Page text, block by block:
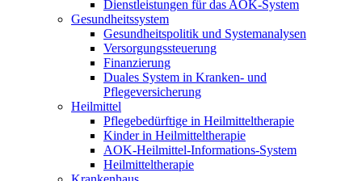
Dienstleistungen für das AOK-System
Gesundheitssystem
Gesundheitspolitik und Systemanalysen
Versorgungssteuerung
Finanzierung
Duales System in Kranken- und
Pflegeversicherung
Heilmittel
Pflegebedürftige in Heilmitteltherapie
Kinder in Heilmitteltherapie
AOK-Heilmittel-Informations-System
Heilmitteltherapie